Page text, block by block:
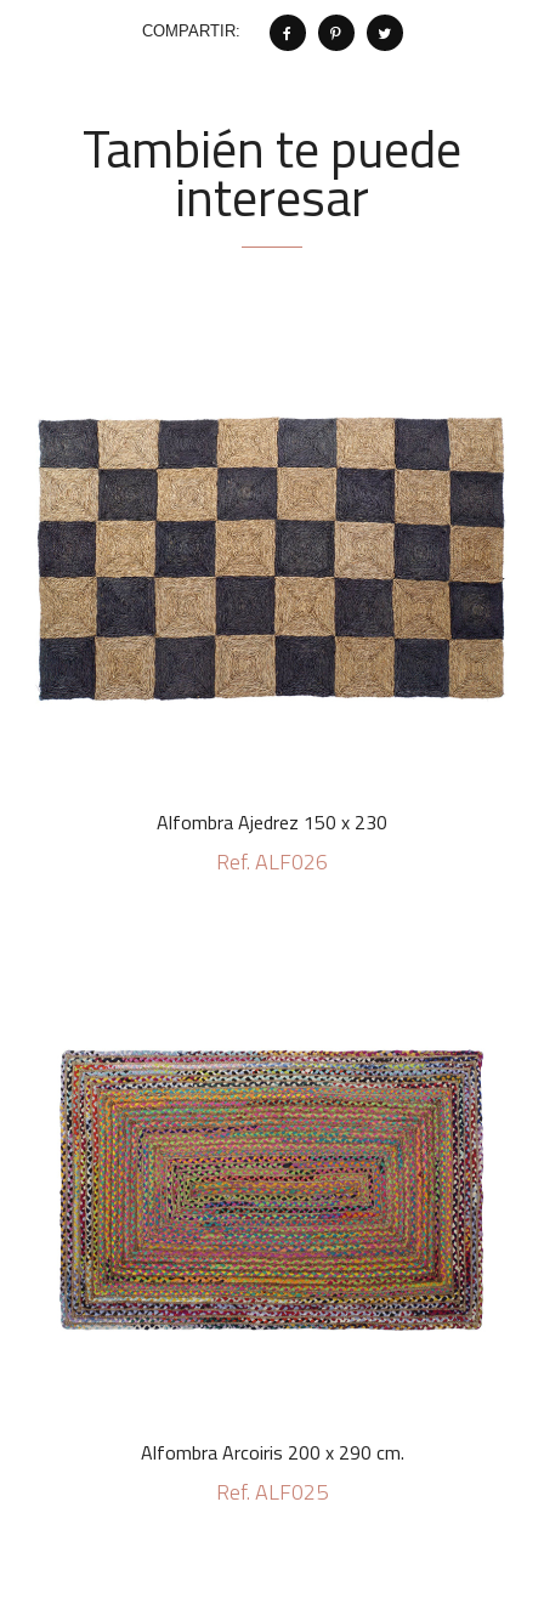
COMPARTIR:
También te puede
interesar
Alfombra Ajedrez 150 x 230
Ref. ALF026
Alfombra Arcoiris 200 x 290 cm.
Ref. ALF025